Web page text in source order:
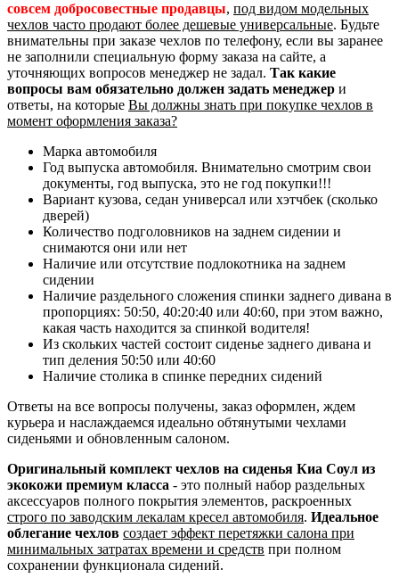
совсем добросовестные продавцы, под видом модельных
чехлов часто продают более дешевые универсальные. Будьте
внимательны при заказе чехлов по телефону, если вы заранее
не заполнили специальную форму заказа на сайте, а
уточняющих вопросов менеджер не задал. Так какие
вопросы вам обязательно должен задать менеджер и
ответы, на которые Вы должны знать при покупке чехлов в
момент оформления заказа?
Марка автомобиля
Год выпуска автомобиля. Внимательно смотрим свои
документы, год выпуска, это не год покупки!!!
Вариант кузова, седан универсал или хэтчбек (сколько
дверей)
Количество подголовников на заднем сидении и
снимаются они или нет
Наличие или отсутствие подлокотника на заднем
сидении
Наличие раздельного сложения спинки заднего дивана в
пропорциях: 50:50, 40:20:40 или 40:60, при этом важно,
какая часть находится за спинкой водителя!
Из скольких частей состоит сиденье заднего дивана и
тип деления 50:50 или 40:60
Наличие столика в спинке передних сидений
Ответы на все вопросы получены, заказ оформлен, ждем
курьера и наслаждаемся идеально обтянутыми чехлами
сиденьями и обновленным салоном.
Оригинальный комплект чехлов на сиденья Киа Соул из
экокожи премиум класса - это полный набор раздельных
аксессуаров полного покрытия элементов, раскроенных
строго по заводским лекалам кресел автомобиля. Идеальное
облегание чехлов создает эффект перетяжки салона при
минимальных затратах времени и средств при полном
сохранении функционала сидений.